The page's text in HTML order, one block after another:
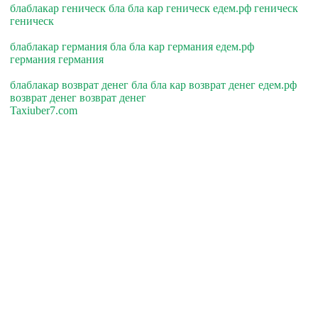
блаблакар геническ бла бла кар геническ едем.рф геническ
геническ
блаблакар германия бла бла кар германия едем.рф
германия германия
блаблакар возврат денег бла бла кар возврат денег едем.рф
возврат денег возврат денег
Taxiuber7.com